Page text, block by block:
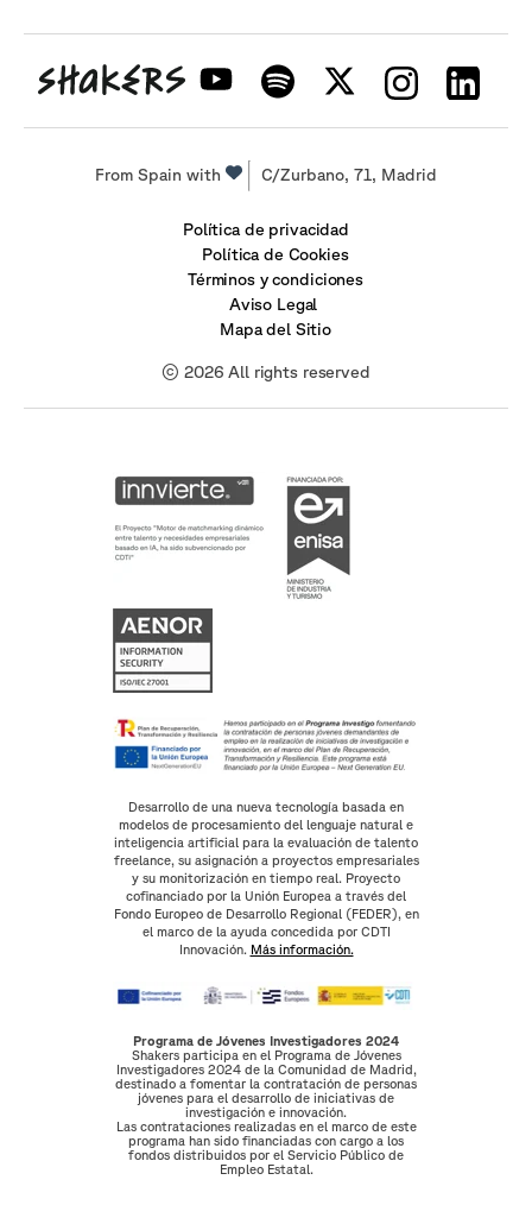
From Spain with C/Zurbano, 71, Madrid
Política de privacidad
Política de Cookies
Términos y condiciones
Aviso Legal
Mapa del Sitio
© 2026 All rights reserved
Desarrollo de una nueva tecnología basada en
modelos de procesamiento del lenguaje natural e
inteligencia artificial para la evaluación de talento
freelance, su asignación a proyectos empresariales
y su monitorización en tiempo real. Proyecto
cofinanciado por la Unión Europea a través del
Fondo Europeo de Desarrollo Regional (FEDER), en
el marco de la ayuda concedida por CDTI
Innovación. Más información.
Programa de Jóvenes Investigadores 2024
Shakers participa en el Programa de Jóvenes
Investigadores 2024 de la Comunidad de Madrid,
destinado a fomentar la contratación de personas
jóvenes para el desarrollo de iniciativas de
investigación e innovación.
Las contrataciones realizadas en el marco de este
programa han sido financiadas con cargo a los
fondos distribuidos por el Servicio Público de
Empleo Estatal.